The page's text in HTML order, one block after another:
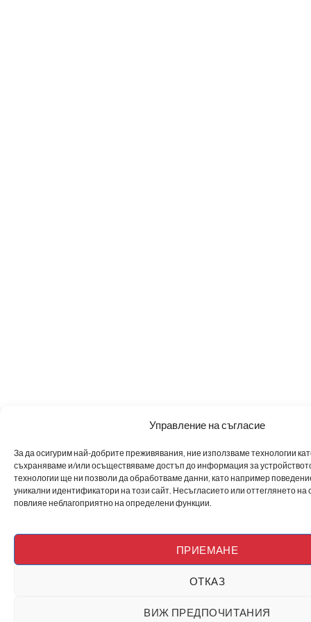
Управление на съгласие
За да осигурим най-добрите преживявания, ние използваме технологии
съхраняваме и/или осъществяваме достъп до информация за
технологии ще ни позволи да обработваме данни, като например
уникални идентификатори на този сайт. Несъгласието или оттеглянето на
повлияе неблагоприятно на определени функции.
ПРИЕМАНЕ
ОТКАЗ
ВИЖ ПРЕДПОЧИТАНИЯ